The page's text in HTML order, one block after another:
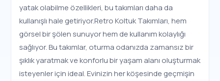
yatak olabilme özellikleri, bu takımları daha da
kullanışlı hale getiriyor.Retro Koltuk Takımları, hem
görsel bir şölen sunuyor hem de kullanım kolaylığı
sağlıyor. Bu takımlar, oturma odanızda zamansız bir
şıklık yaratmak ve konforlu bir yaşam alanı oluşturmak
isteyenler için ideal. Evinizin her köşesinde geçmişin